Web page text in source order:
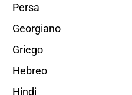
Persa
Georgiano
Griego
Hebreo
Hindi